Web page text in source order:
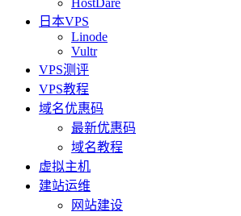
HostDare
日本VPS
Linode
Vultr
VPS测评
VPS教程
域名优惠码
最新优惠码
域名教程
虚拟主机
建站运维
网站建设